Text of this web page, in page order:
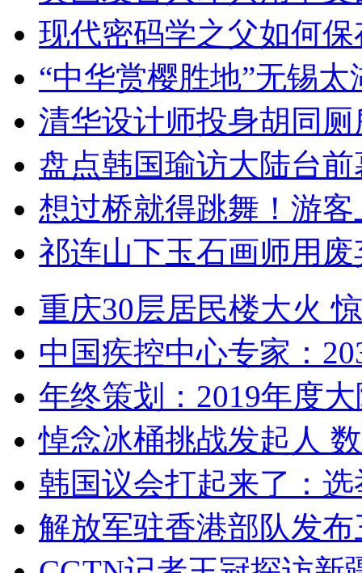
现代密码学之父如何
“中华赏樱胜地”无锡
清华设计师投身胡同
盘点韩国瑜访大陆台
想过桥就得跳舞！游客
祁连山下玉石画师用
重庆30层居民楼大火
中国疾控中心专家：
年终策划：2019年度
悼念冰桶挑战发起人
韩国议会打起来了：
解放军驻香港部队发